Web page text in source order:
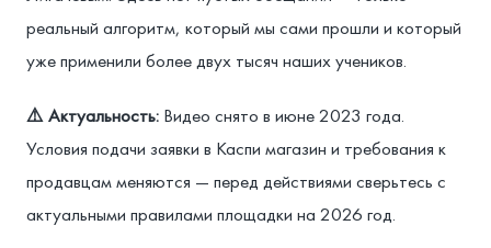
реальный алгоритм, который мы сами прошли и который
уже применили более двух тысяч наших учеников.
⚠️ Актуальность: Видео снято в июне 2023 года.
Условия подачи заявки в Каспи магазин и требования к
продавцам меняются — перед действиями сверьтесь с
актуальными правилами площадки на 2026 год.